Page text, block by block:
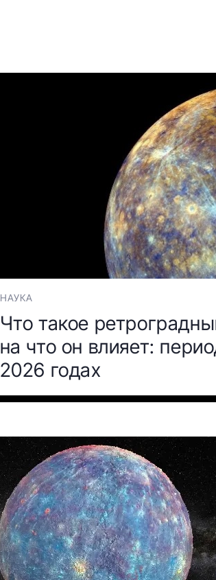
НАУКА
Что такое
на что он влияет:
2026 годах